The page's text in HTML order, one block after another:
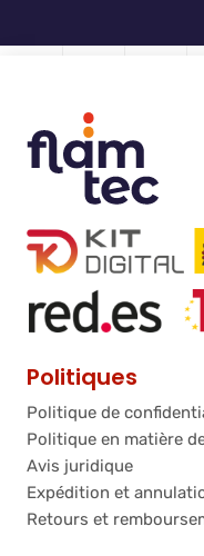
Politiques
Politique de
Politique en matière
Avis juridique
Expédition et
Retours et